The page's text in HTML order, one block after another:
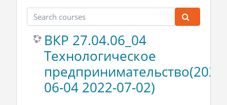
Search courses
ВКР 27.04.06_04
Технологическое
06-04 2022-07-02)